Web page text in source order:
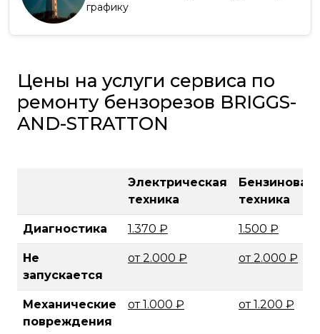
графику
Цены на услуги сервиса по
ремонту бензорезов BRIGGS-
AND-STRATTON
Электрическая
техника
Бензиновая
техника
Диагностика 1.370 ₽ 1.500 ₽
Не
запускается
от 2.000 ₽ от 2.000 ₽
Механические
повреждения
от 1.000 ₽ от 1.200 ₽